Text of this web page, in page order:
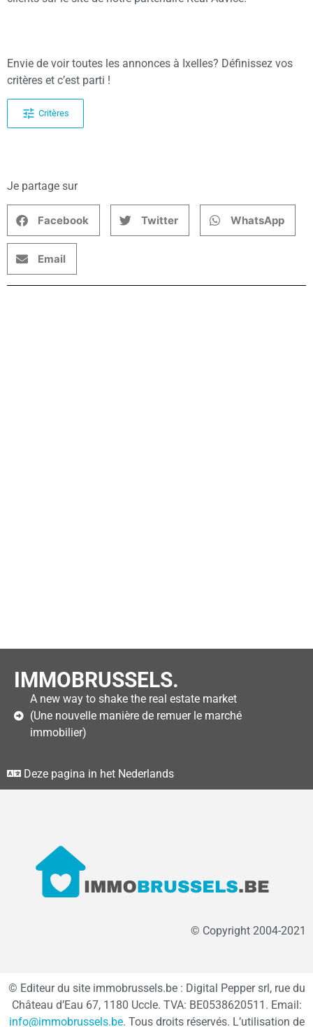
Envie de voir toutes les annonces à Ixelles? Définissez vos
critères et c’est parti !
Critères
Je partage sur
Facebook Twitter WhatsApp
Email
IMMOBRUSSELS.
A new way to shake the real estate market
(Une nouvelle manière de remuer le marché
immobilier)
Deze pagina in het Nederlands
© Copyright 2004-2021
© Editeur du site immobrussels.be : Digital Pepper srl, rue du
Château d’Eau 67, 1180 Uccle. TVA: BE0538620511. Email:
info@immobrussels.be. Tous droits réservés. L’utilisation de